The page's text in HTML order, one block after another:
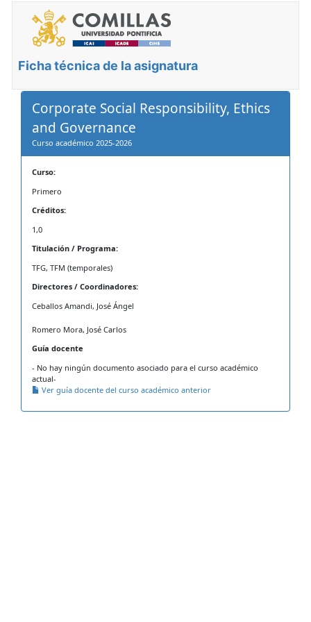
Ficha técnica de la asignatura
Corporate Social Responsibility, Ethics
and Governance
Curso académico 2025-2026
Curso:
Primero
Créditos:
1,0
Titulación / Programa:
TFG, TFM (temporales)
Directores / Coordinadores:
Ceballos Amandi, José Ángel
Romero Mora, José Carlos
Guía docente
- No hay ningún documento asociado para el curso académico
actual-
Ver guía docente del curso académico anterior